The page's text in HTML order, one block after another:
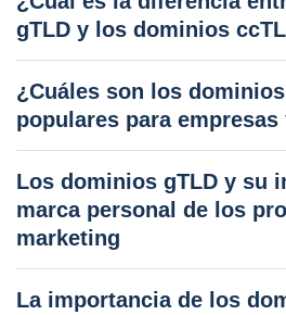
gTLD y los dominios
¿Cuáles son los
populares para empresas
Los dominios gTLD y su
marca personal de los
marketing
La importancia de los